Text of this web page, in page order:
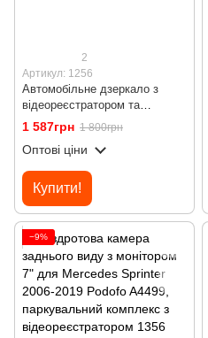
2
Артикул: 1256
Автомобільне дзеркало з
відеореєстратором та
камерою заднього виду
Podofo L5915, LCD дисплей
4.7"
1 587грн 1 800грн
Оптові ціни
Купити!
−9%